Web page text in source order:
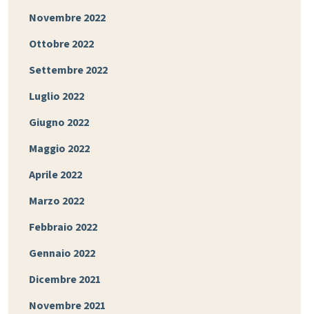
Novembre 2022
Ottobre 2022
Settembre 2022
Luglio 2022
Giugno 2022
Maggio 2022
Aprile 2022
Marzo 2022
Febbraio 2022
Gennaio 2022
Dicembre 2021
Novembre 2021